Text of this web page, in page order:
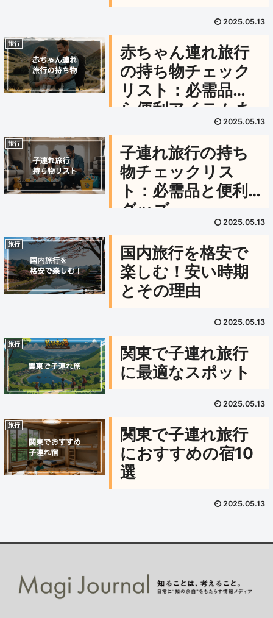
2025.05.13
旅行
赤ちゃん連れ旅行
の持ち物チェック
リスト：必需品か
ら便利アイテムま
で完全ガイド
2025.05.13
旅行
子連れ旅行の持ち
物チェックリス
ト：必需品と便利
グッズ
2025.05.13
旅行
国内旅行を格安で
楽しむ！安い時期
とその理由
2025.05.13
旅行
関東で子連れ旅行
に最適なスポット
2025.05.13
旅行
関東で子連れ旅行
におすすめの宿10
選
2025.05.13